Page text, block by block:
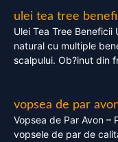
ulei tea tree
Ulei Tea Tree
natural cu multiple
scalpului. Ob?inut din
vopsea de par
Vopsea de Par Avon –
vopsele de par de